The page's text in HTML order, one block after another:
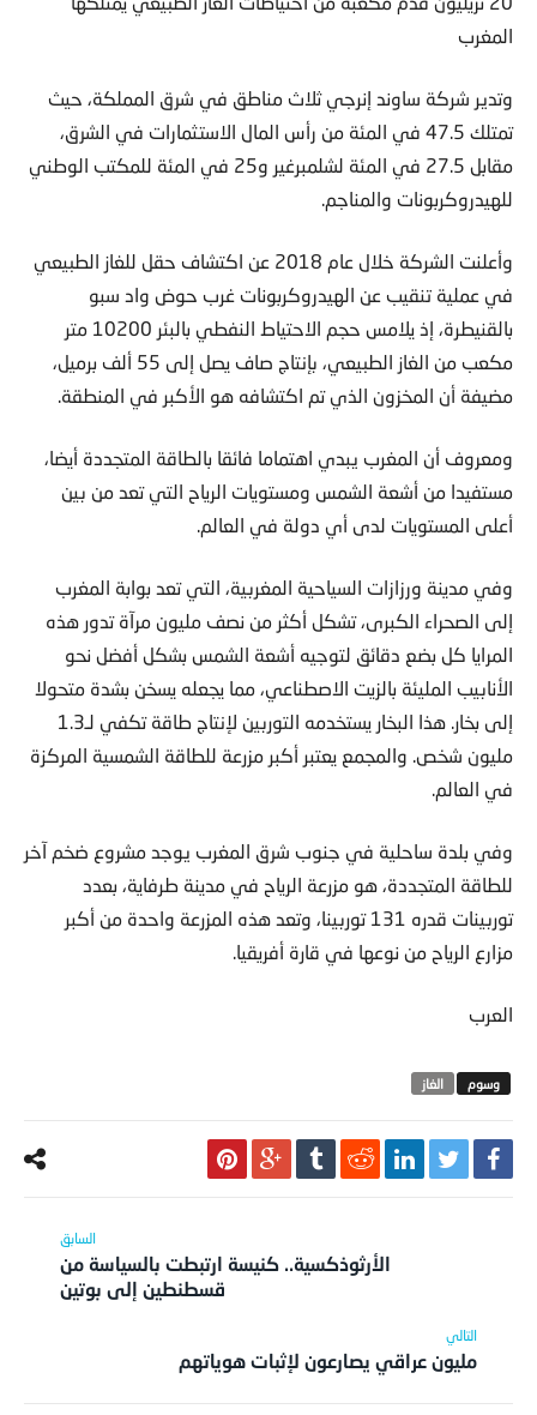
المغرب
وتدير شركة ساوند إنرجي ثلاث مناطق في شرق المملكة، حيث
تمتلك 47.5 في المئة من رأس المال الاستثمارات في الشرق،
مقابل 27.5 في المئة لشلمبرغير و25 في المئة للمكتب الوطني
للهيدروكربونات والمناجم.
وأعلنت الشركة خلال عام 2018 عن اكتشاف حقل للغاز الطبيعي
في عملية تنقيب عن الهيدروكربونات غرب حوض واد سبو
بالقنيطرة، إذ يلامس حجم الاحتياط النفطي بالبئر 10200 متر
مكعب من الغاز الطبيعي، بإنتاج صاف يصل إلى 55 ألف برميل،
مضيفة أن المخزون الذي تم اكتشافه هو الأكبر في المنطقة.
ومعروف أن المغرب يبدي اهتماما فائقا بالطاقة المتجددة أيضا،
مستفيدا من أشعة الشمس ومستويات الرياح التي تعد من بين
أعلى المستويات لدى أي دولة في العالم.
وفي مدينة ورزازات السياحية المغربية، التي تعد بوابة المغرب
إلى الصحراء الكبرى، تشكل أكثر من نصف مليون مرآة تدور هذه
المرايا كل بضع دقائق لتوجيه أشعة الشمس بشكل أفضل نحو
الأنابيب المليئة بالزيت الاصطناعي، مما يجعله يسخن بشدة متحولا
إلى بخار. هذا البخار يستخدمه التوربين لإنتاج طاقة تكفي لـ1.3
مليون شخص. والمجمع يعتبر أكبر مزرعة للطاقة الشمسية المركزة
في العالم.
وفي بلدة ساحلية في جنوب شرق المغرب يوجد مشروع ضخم آخر
للطاقة المتجددة، هو مزرعة الرياح في مدينة طرفاية، بعدد
توربينات قدره 131 توربينا، وتعد هذه المزرعة واحدة من أكبر
مزارع الرياح من نوعها في قارة أفريقيا.
العرب
الغاز
الأرثوذكسية.. كنيسة ارتبطت بالسياسة من
قسطنطين إلى بوتين
مليون عراقي يصارعون لإثبات هوياتهم